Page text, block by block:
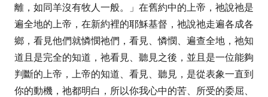
離，如同羊沒有牧人一般。」 在舊約中的上帝，祂說祂是
遍全地的上帝，在新約裡的耶穌基督，祂說祂走遍各成各
鄉，看見他們就憐憫祂們，看見、憐憫、遍查全地，祂知
道且是完全的知道，祂看見、聽見之後，並且是一位能夠
判斷的上帝，上帝的知道、看見、聽見，是從表象一直到
你的動機，祂都明白，所以你我心中的苦、所受的委屈、